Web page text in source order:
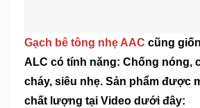
Gạch bê tông nhẹ AAC cũng
ALC có tính năng: Chống nóng,
cháy, siêu nhẹ. Sản phẩm được
chất lượng tại Video dưới đây: